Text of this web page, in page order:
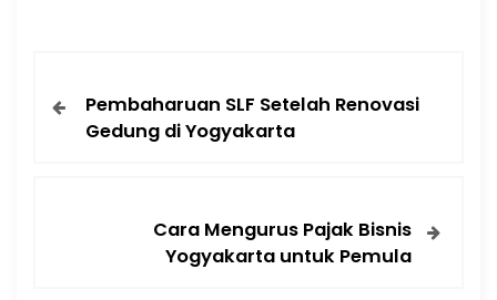
Pembaharuan SLF Setelah Renovasi
Gedung di Yogyakarta
Cara Mengurus Pajak Bisnis
Yogyakarta untuk Pemula